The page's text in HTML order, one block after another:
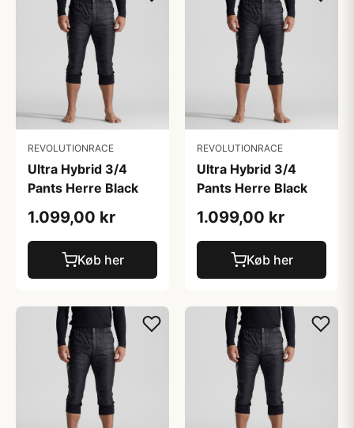
REVOLUTIONRACE
Ultra Hybrid 3/4
Pants Herre Black
1.099,00 kr
Køb her
REVOLUTIONRACE
Ultra Hybrid 3/4
Pants Herre Black
1.099,00 kr
Køb her